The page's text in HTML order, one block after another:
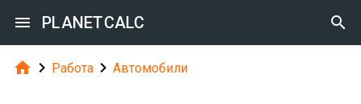
 PLANETCALC 
  Работа  Автомобили